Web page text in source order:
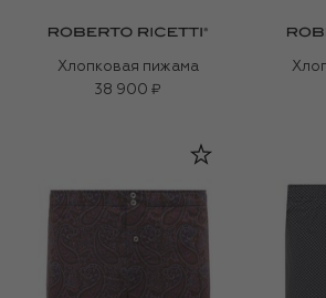
Хлопковая пижама
38 900 ₽